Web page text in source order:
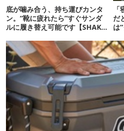
底が噛み合う、持ち運びカンタ
ン。“靴に疲れたら”すぐサンダ
ルに履き替え可能です【SHAKA
だ
は